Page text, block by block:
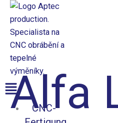
Přeskočit
obsah
Aptec production
Menü
CNC-
Alfa